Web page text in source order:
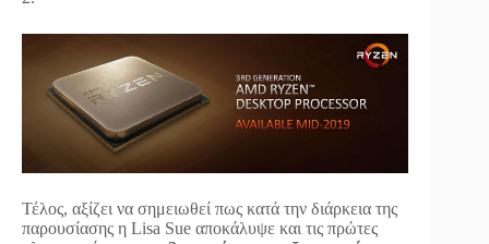
Τέλος, αξίζει να σημειωθεί πως κατά την διάρκεια της
παρουσίασης η Lisa Sue αποκάλυψε και τις πρώτες